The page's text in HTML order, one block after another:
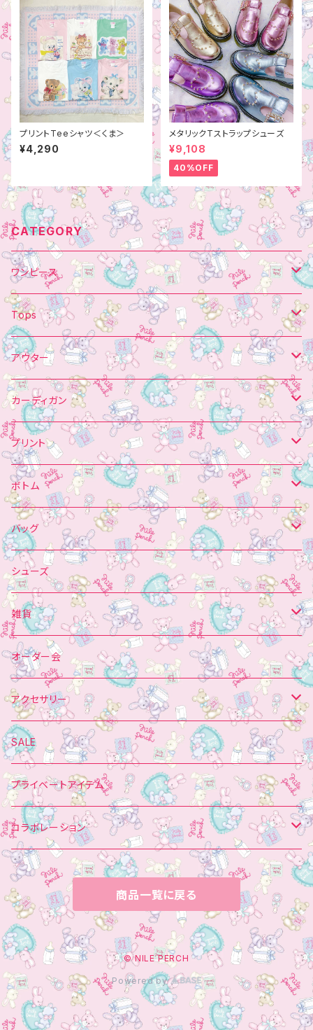
プリントTeeシャツ＜くま＞
¥4,290
メタリックTストラップシューズ
¥9,108
40%OFF
CATEGORY
ワンピース
肩りぼん
オーガンジー掛け
丸えり
ジャンパースカート
シャーリング
オーガンジー・チュール掛け
セーラーカラー
スクエアヨーク
ノースリーブ
白襟
Vフリル
Tops
トレーナー
アップリケ
プリント
ガウン
カットソー
長袖
半袖
チュニック
MIO PERCH
ブラウス
キャミソール
Tシャツ
プリント
パーカー
アウター
ブルゾン
コート
ガウン
カーディガン
ガウン
編み込み
オーダー制
透かし
プリント
トレーナー
パフスリーブ
Tシャツ
ボトム
スカート
かぼちゃパンツ
ジャンパースカート
ショートパンツ
フリルパンツ
ロングパンツ
バッグ
キャンバストート
アップリケ
プリント
シューズ
雑貨
帽子
ベレー帽
マフラー
ソックス
バッグ
靴
ミトン
傘
ブローチ
オーダー会
アクセサリー
ヘアーアクセサリー
バレッタ＆ブローチ
マフラー
チョーカー
BAG
ミトン
ネックレス
SALE
プライベートアイテム
コラボレーション
ポムポムプリン
マイメロディ
Little Twin Stars
シナモロール
商品一覧に戻る
© NILE PERCH
Powered by